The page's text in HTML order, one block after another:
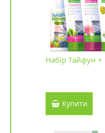
Набір Тайфун
Купити